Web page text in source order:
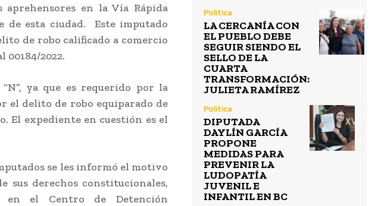
en la Vía Rápida
de esta ciudad. Este imputado
de robo calificado a comercio
00184/2022.
ya que es requerido por la
el delito de robo equiparado de
El expediente en cuestión es el
se les informó el motivo
sus derechos constitucionales,
en el Centro de Detención
Política
LA CERCANÍA CON
EL PUEBLO DEBE
SEGUIR SIENDO EL
SELLO DE LA
CUARTA
TRANSFORMACIÓN:
JULIETA RAMÍREZ
Política
DIPUTADA
DAYLÍN GARCÍA
PROPONE
MEDIDAS PARA
PREVENIR LA
LUDOPATÍA
JUVENIL E
INFANTIL EN BC